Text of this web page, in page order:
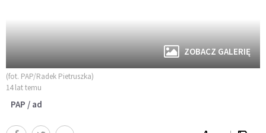
ZOBACZ GALERIĘ
(fot. PAP/Radek Pietruszka)
14 lat temu
PAP / ad